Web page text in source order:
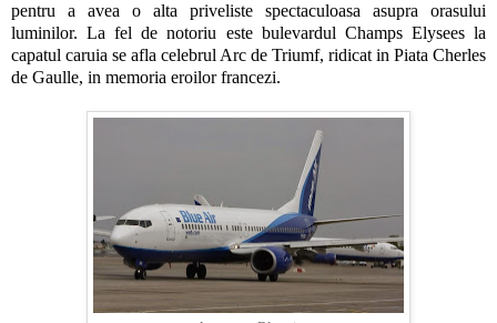
pentru a avea o alta priveliste spectaculoasa asupra orasului
luminilor. La fel de notoriu este bulevardul Champs Elysees la
capatul caruia se afla celebrul Arc de Triumf, ridicat in Piata Cherles
de Gaulle, in memoria eroilor francezi.